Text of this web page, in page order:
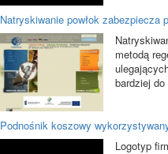
Natryskiwanie powłok zabezpiecza
metodą
bardziej
Podnośnik koszowy
Logotyp